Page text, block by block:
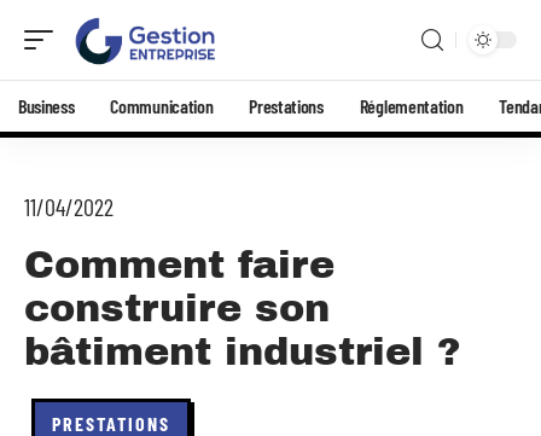
Business Communication Prestations Réglementation
11/04/2022
Comment faire
construire son
bâtiment industriel ?
PRESTATIONS